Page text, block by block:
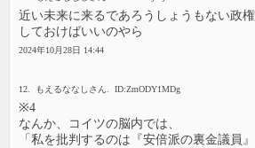
近い未来に来るであろうしょうもない政
しておけばいいのやら
2024年10月28日 14:44
12. もえるななしさん. ID:ZmODY1MDg
※4
なんか、コイツの脳内では、
「私を批判するのは『安倍派の裏金議員